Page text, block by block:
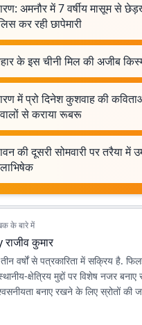
अमनौर में 7 वर्षीय मासूम से
कर रही छापेमारी
के इस चीनी मिल की अजीब
में प्रो दिनेश कुशवाह की
से कराया रूबरू
की दूसरी सोमवारी पर तरैया
के बारे में
राजीव कुमार
वर्षों से पत्रकारिता में सक्रिय है.
क्षेत्रिय मुद्दों पर विशेष नजर
बनाए रखने के लिए स्रोतों की